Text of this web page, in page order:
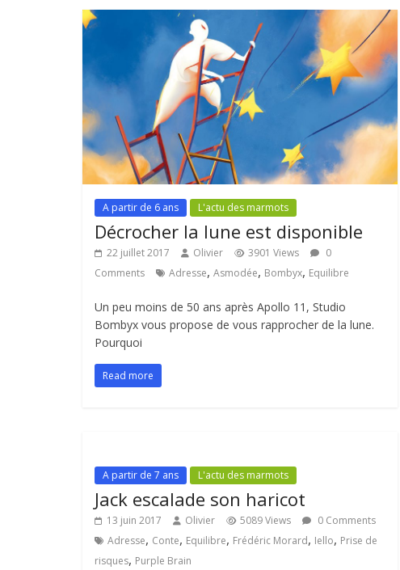
A partir de 6 ans L'actu des marmots
Décrocher la lune est disponible
22 juillet 2017 Olivier 3901 Views
0
Comments
Adresse, Asmodée, Bombyx, Equilibre
Un peu moins de 50 ans après Apollo 11, Studio
Bombyx vous propose de vous rapprocher de la lune.
Pourquoi
Read more
A partir de 7 ans L'actu des marmots
Jack escalade son haricot
13 juin 2017 Olivier 5089 Views
0 Comments
Adresse, Conte, Equilibre, Frédéric Morard, Iello, Prise de
risques, Purple Brain